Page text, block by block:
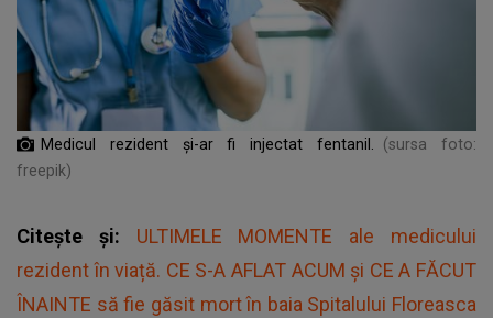
Medicul rezident şi-ar fi injectat fentanil.
(sursa foto:
freepik)
Citește și: ULTIMELE MOMENTE ale medicului
rezident în viață. CE S-A AFLAT ACUM şi CE A FĂCUT
ÎNAINTE să fie găsit mort în baia Spitalului Floreasca